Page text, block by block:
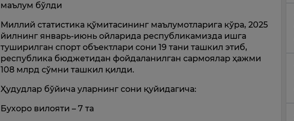
маълум бўлди
Миллий статистика қўмитасининг маълумотларига кўра, 2025
йилнинг январь-июнь ойларида республикамизда ишга
туширилган спорт объектлари сони 19 тани ташкил этиб,
республика бюджетидан фойдаланилган сармоялар ҳажми
108 млрд сўмни ташкил қилди.
Ҳудудлар бўйича уларнинг сони қуйидагича:
Бухоро вилояти – 7 та